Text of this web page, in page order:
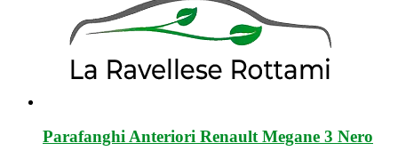
Parafanghi Anteriori Renault Megane 3 Nero